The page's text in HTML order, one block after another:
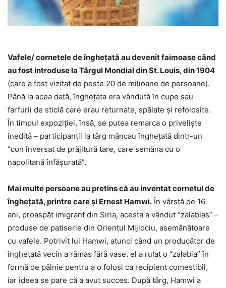
Vafele/ cornetele de îngheţată au devenit faimoase când
au fost introduse la Târgul Mondial din St. Louis, din 1904
(care a fost vizitat de peste 20 de milioane de persoane).
Până la acea dată, îngheţata era vândută în cupe sau
farfurii de sticlă care erau returnate, spălate și refolosite.
În timpul expoziției, însă, se putea remarca o priveliște
inedită – participanții la târg mâncau înghețată dintr-un
“con inversat de prăjitură tare, care semăna cu o
napolitană înfășurată”.
Mai multe persoane au pretins că au inventat cornetul de
înghețată, printre care şi Ernest Hamwi. În vârstă de 16
ani, proaspăt imigrant din Siria, acesta a vândut “zalabias” –
produse de patiserie din Orientul Mijlociu, asemănătoare
cu vafele. Potrivit lui Hamwi, atunci când un producător de
înghețată vecin a rămas fără vase, el a rulat o “zalabia” în
formă de pâlnie pentru a o folosi ca recipient comestibil,
iar ideea se pare că a avut succes. După târg, Hamwi a